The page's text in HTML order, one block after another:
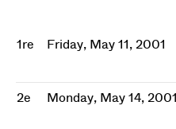
1re Friday, May 11, 2001
2e Monday, May 14, 2001